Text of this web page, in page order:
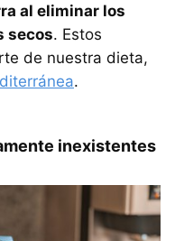
al eliminar los
secos. Estos
de nuestra dieta,
.
inexistentes